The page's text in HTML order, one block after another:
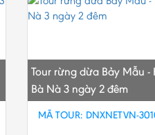
Tour rừng dừa Bảy Mẫu -
Bà Nà 3 ngày 2 đêm
MÃ TOUR: DNXNETVN-